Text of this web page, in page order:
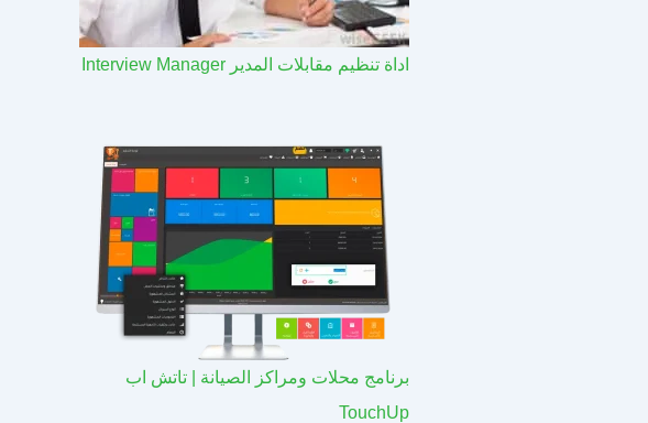
اداة تنظيم مقابلات المدير Interview Manager
برنامج محلات ومراكز الصيانة | تاتش اب
TouchUp